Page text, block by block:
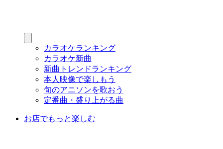
カラオケランキング
カラオケ新曲
新曲トレンドランキング
本人映像で楽しもう
旬のアニソンを歌おう
定番曲・盛り上がる曲
お店でもっと楽しむ